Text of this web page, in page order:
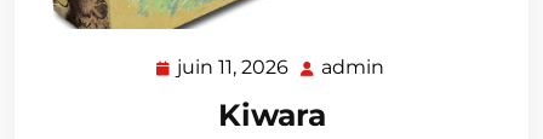
juin 11, 2026 juin
2026
admin
Kiwara